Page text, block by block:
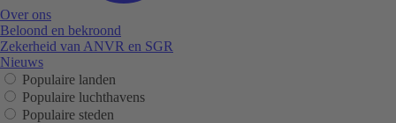
Over ons
Beloond en bekroond
Zekerheid van ANVR en SGR
Nieuws
Populaire landen
Populaire luchthavens
Populaire steden